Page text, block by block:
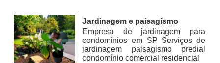
Jardinagem e paisagísmo
Empresa de jardinagem para
condomínios em SP Serviços de
jardinagem paisagismo predial
condomínio comercial residencial